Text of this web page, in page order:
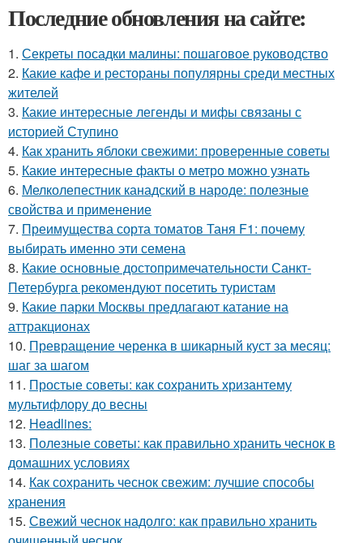
Последние обновления на сайте:
1. Секреты посадки малины: пошаговое руководство
2. Какие кафе и рестораны популярны среди местных
жителей
3. Какие интересные легенды и мифы связаны с
историей Ступино
4. Как хранить яблоки свежими: проверенные советы
5. Какие интересные факты о метро можно узнать
6. Мелколепестник канадский в народе: полезные
свойства и применение
7. Преимущества сорта томатов Таня F1: почему
выбирать именно эти семена
8. Какие основные достопримечательности Санкт-
Петербурга рекомендуют посетить туристам
9. Какие парки Москвы предлагают катание на
аттракционах
10. Превращение черенка в шикарный куст за месяц:
шаг за шагом
11. Простые советы: как сохранить хризантему
мультифлору до весны
12. Headlines:
13. Полезные советы: как правильно хранить чеснок в
домашних условиях
14. Как сохранить чеснок свежим: лучшие способы
хранения
15. Свежий чеснок надолго: как правильно хранить